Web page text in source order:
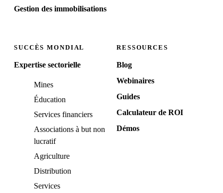
Gestion des immobilisations
SUCCÈS MONDIAL
Expertise sectorielle
Mines
Éducation
Services financiers
Associations à but non
lucratif
Agriculture
Distribution
Services
RESSOURCES
Blog
Webinaires
Guides
Calculateur de ROI
Démos